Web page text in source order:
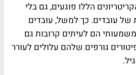
הללו פוגעים, גם בלי
של עובדים. כך למשל, עובדים
הם לעיתים קרובות גם
גורפים שלהם עלולים לעורר
.